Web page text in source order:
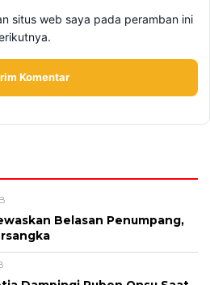
Kolom wajib ditandai *.